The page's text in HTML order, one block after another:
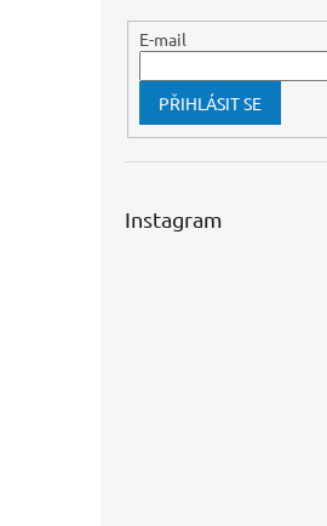
E-mail
PŘIHLÁSIT SE
Instagram